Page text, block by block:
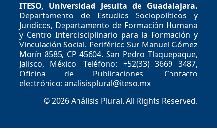
ITESO, Universidad Jesuita de Guadalajara.
Departamento de Estudios Sociopolíticos y
Jurídicos, Departamento de Formación Humana
y Centro Interdisciplinario para la Formación y
Vinculación Social. Periférico Sur Manuel Gómez
Morín 8585, CP 45604. San Pedro Tlaquepaque,
Jalisco, México. Teléfono: +52(33) 3669 3487,
Oficina de Publicaciones. Contacto
electrónico: analisisplural@iteso.mx
© 2026 Análisis Plural. All Rights Reserved.